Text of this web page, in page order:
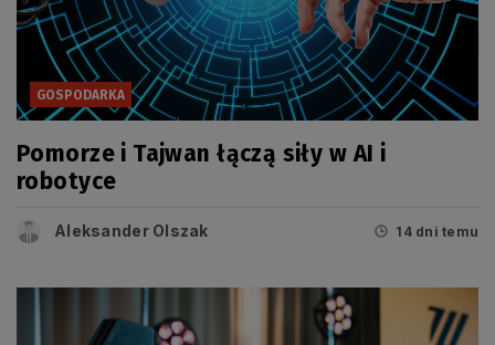
GOSPODARKA
Pomorze i Tajwan łączą siły w AI i
robotyce
Aleksander Olszak 14 dni temu